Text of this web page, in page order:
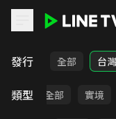
發行 全部 台灣
類型 全部 實境